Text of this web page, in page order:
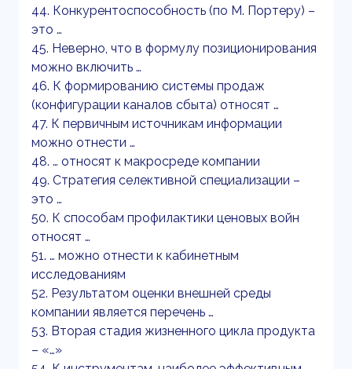
44. Конкурентоспособность (по М. Портеру) –
это …
45. Неверно, что в формулу позиционирования
можно включить …
46. К формированию системы продаж
(конфигурации каналов сбыта) относят …
47. К первичным источникам информации
можно отнести …
48. … относят к макросреде компании
49. Стратегия селективной специализации –
это …
50. К способам профилактики ценовых войн
относят …
51. … можно отнести к кабинетным
исследованиям
52. Результатом оценки внешней среды
компании является перечень …
53. Вторая стадия жизненного цикла продукта
– «…»